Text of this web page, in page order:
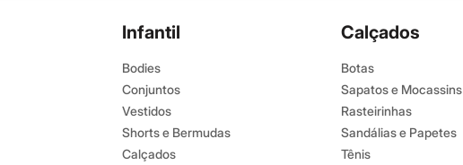
Infantil
Bodies
Conjuntos
Vestidos
Shorts e Bermudas
Calçados
Calçados
Botas
Sapatos e Mocassins
Rasteirinhas
Sandálias e Papetes
Tênis